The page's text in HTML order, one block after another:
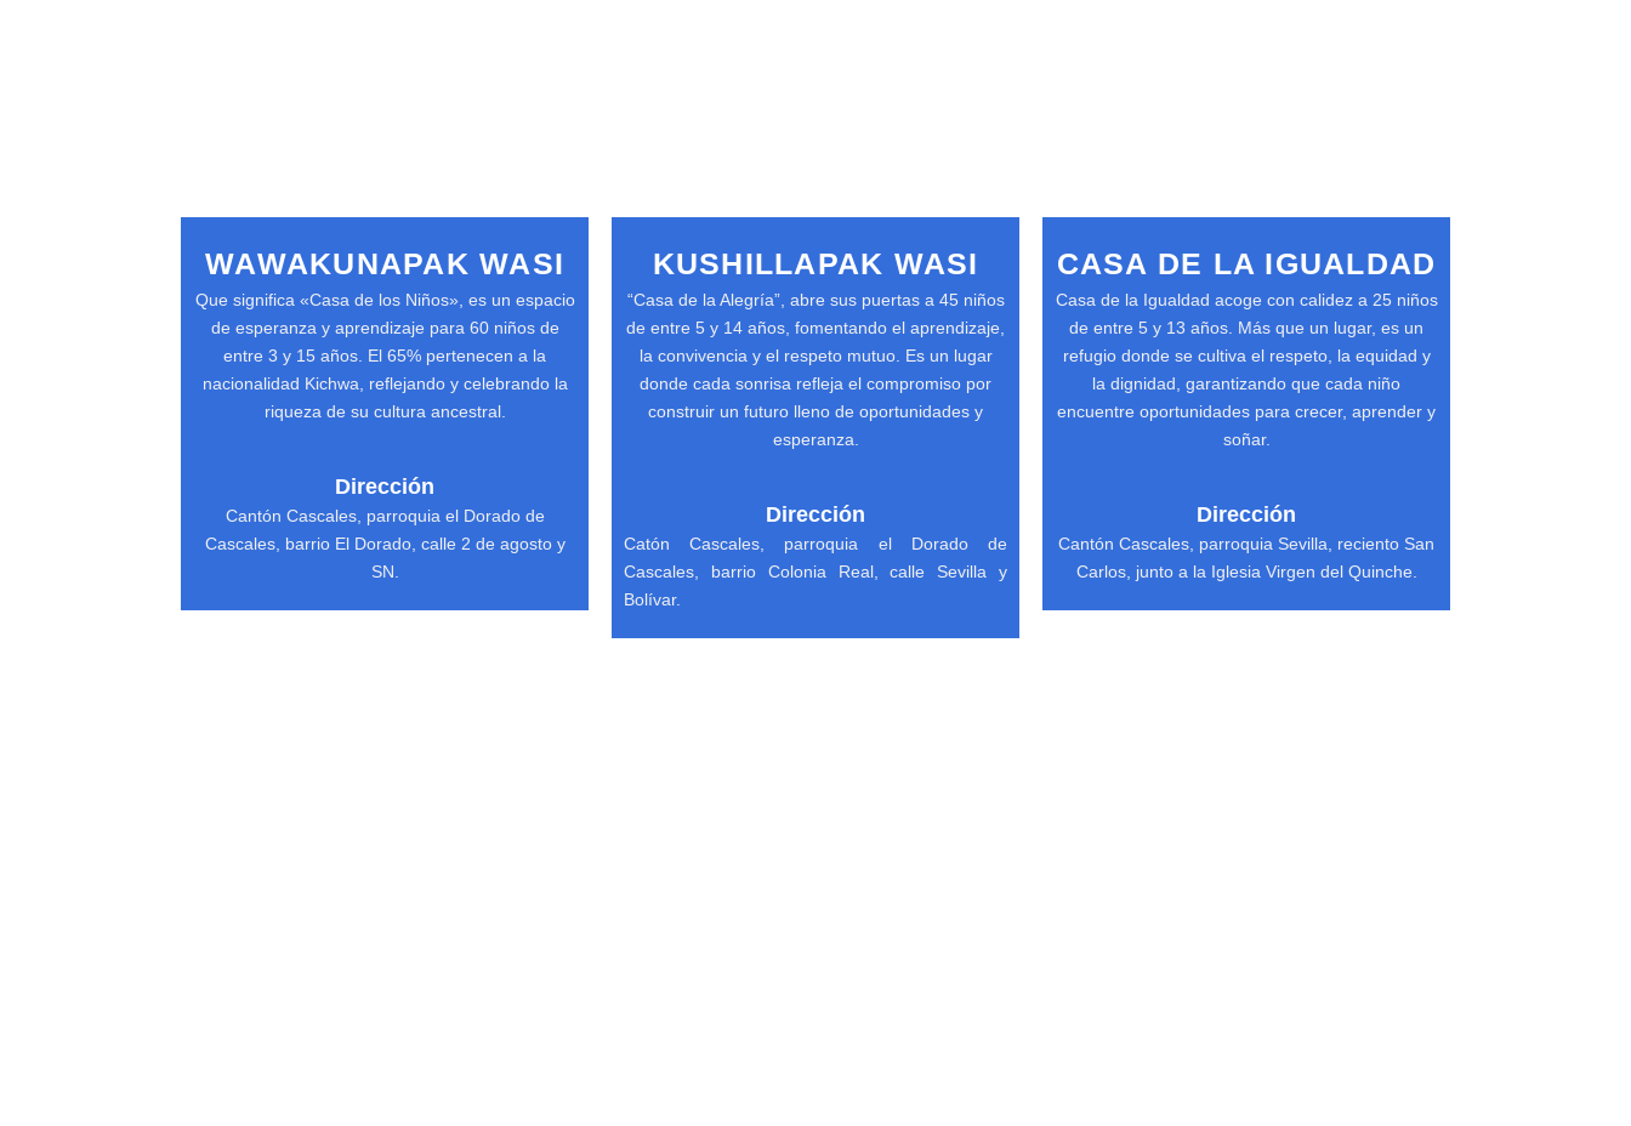
WAWAKUNAPAK WASI
Que significa «Casa de los Niños», es un espacio
de esperanza y aprendizaje para 60 niños de
entre 3 y 15 años. El 65% pertenecen a la
nacionalidad Kichwa, reflejando y celebrando la
riqueza de su cultura ancestral.
Dirección
Cantón Cascales, parroquia el Dorado de
Cascales, barrio El Dorado, calle 2 de agosto y
SN.
KUSHILLAPAK WASI
“Casa de la Alegría”, abre sus puertas a 45 niños
de entre 5 y 14 años, fomentando el aprendizaje,
la convivencia y el respeto mutuo. Es un lugar
donde cada sonrisa refleja el compromiso por
construir un futuro lleno de oportunidades y
esperanza.
Dirección
Catón Cascales, parroquia el Dorado de
Cascales, barrio Colonia Real, calle Sevilla y
Bolívar.
CASA DE LA IGUALDAD
Casa de la Igualdad acoge con calidez a 25 niños
de entre 5 y 13 años. Más que un lugar, es un
refugio donde se cultiva el respeto, la equidad y
la dignidad, garantizando que cada niño
encuentre oportunidades para crecer, aprender y
soñar.
Dirección
Cantón Cascales, parroquia Sevilla, reciento San
Carlos, junto a la Iglesia Virgen del Quinche.